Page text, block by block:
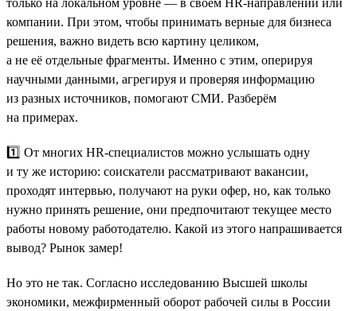
компании. При этом, чтобы принимать верные для бизнеса
решения, важно видеть всю картину целиком,
а не её отдельные фрагменты. Именно с этим, оперируя
научными данными, агрегируя и проверяя информацию
из разных источников, помогают СМИ. Разберём
на примерах.
1️⃣ От многих HR-специалистов можно услышать одну
и ту же историю: соискатели рассматривают вакансии,
проходят интервью, получают на руки офер, но, как только
нужно принять решение, они предпочитают текущее место
работы новому работодателю. Какой из этого напрашивается
вывод? Рынок замер!
Но это не так. Согласно исследованию Высшей школы
экономики, межфирменный оборот рабочей силы в России